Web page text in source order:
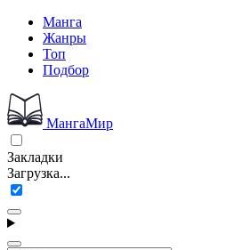
Манга
Жанры
Топ
Подбор
МангаМир
Закладки
Загрузка...